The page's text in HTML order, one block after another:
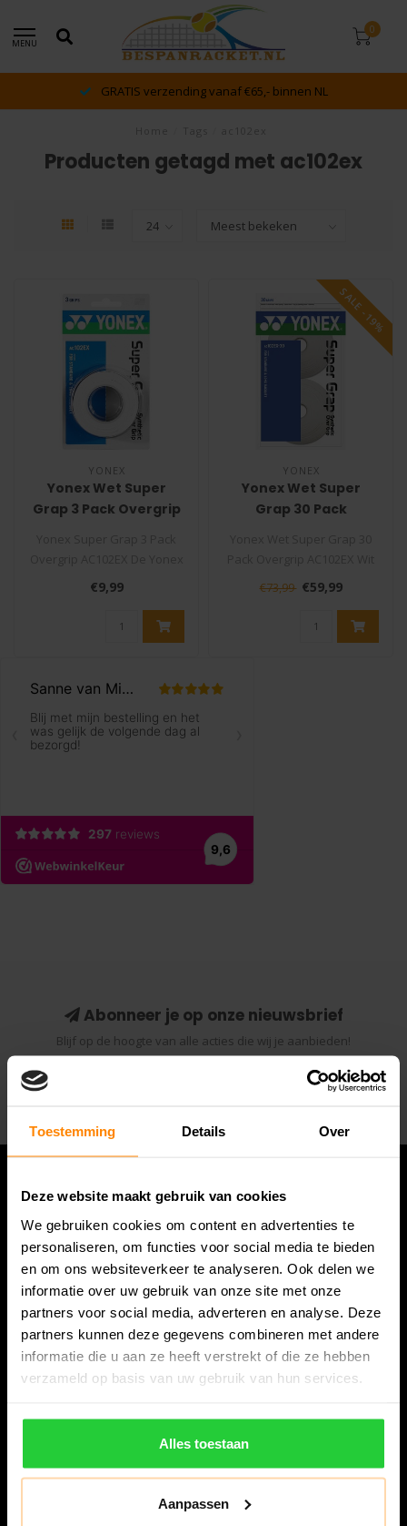
Toestemming Details Over
Deze website maakt gebruik van cookies
We gebruiken cookies om content en advertenties te
personaliseren, om functies voor social media te bieden
en om ons websiteverkeer te analyseren. Ook delen we
informatie over uw gebruik van onze site met onze
partners voor social media, adverteren en analyse. Deze
partners kunnen deze gegevens combineren met andere
informatie die u aan ze heeft verstrekt of die ze hebben
verzameld op basis van uw gebruik van hun services.
Alles toestaan
Aanpassen
MENU
0
GRATIS verzending vanaf €65,- binnen NL
Producten getagd met ac102ex
YONEX
Yonex Wet Super
Grap 3 Pack Overgrip
Super Grap is één van de
fij..
€9,99
SALE -19%
YONEX
Yonex Wet Super
Grap 30 Pack
De Yonex Super Grap is één
€73,99 €59,99
Abonneer je op onze nieuwsbrief
Blijf op de hoogte van alle acties die wij je aanbieden!
Abonneer
Bespanracket.nl is dé racketspecialist van Lelystad en
omstreken.
8224 AA Lelystad
06-57276080